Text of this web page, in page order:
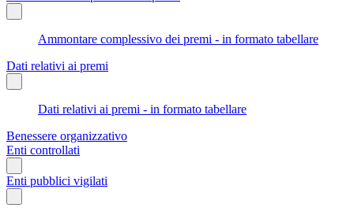
Ammontare complessivo dei premi - in formato tabellare
Dati relativi ai premi
Dati relativi ai premi - in formato tabellare
Benessere organizzativo
Enti controllati
Enti pubblici vigilati